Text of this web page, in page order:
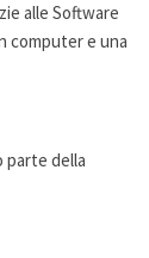
alle Software
computer e una
parte della